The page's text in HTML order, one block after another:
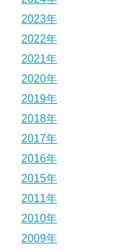
2023年
2022年
2021年
2020年
2019年
2018年
2017年
2016年
2015年
2011年
2010年
2009年